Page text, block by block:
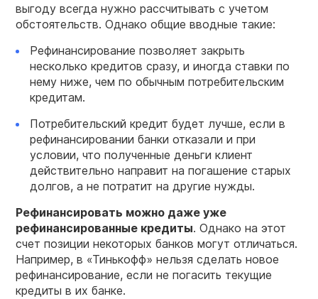
выгоду всегда нужно рассчитывать с учетом
обстоятельств. Однако общие вводные такие:
Рефинансирование позволяет закрыть
несколько кредитов сразу, и иногда ставки по
нему ниже, чем по обычным потребительским
кредитам.
Потребительский кредит будет лучше, если в
рефинансировании банки отказали и при
условии, что полученные деньги клиент
действительно направит на погашение старых
долгов, а не потратит на другие нужды.
Рефинансировать можно даже уже
рефинансированные кредиты. Однако на этот
счет позиции некоторых банков могут отличаться.
Например, в «Тинькофф» нельзя сделать новое
рефинансирование, если не погасить текущие
кредиты в их банке.